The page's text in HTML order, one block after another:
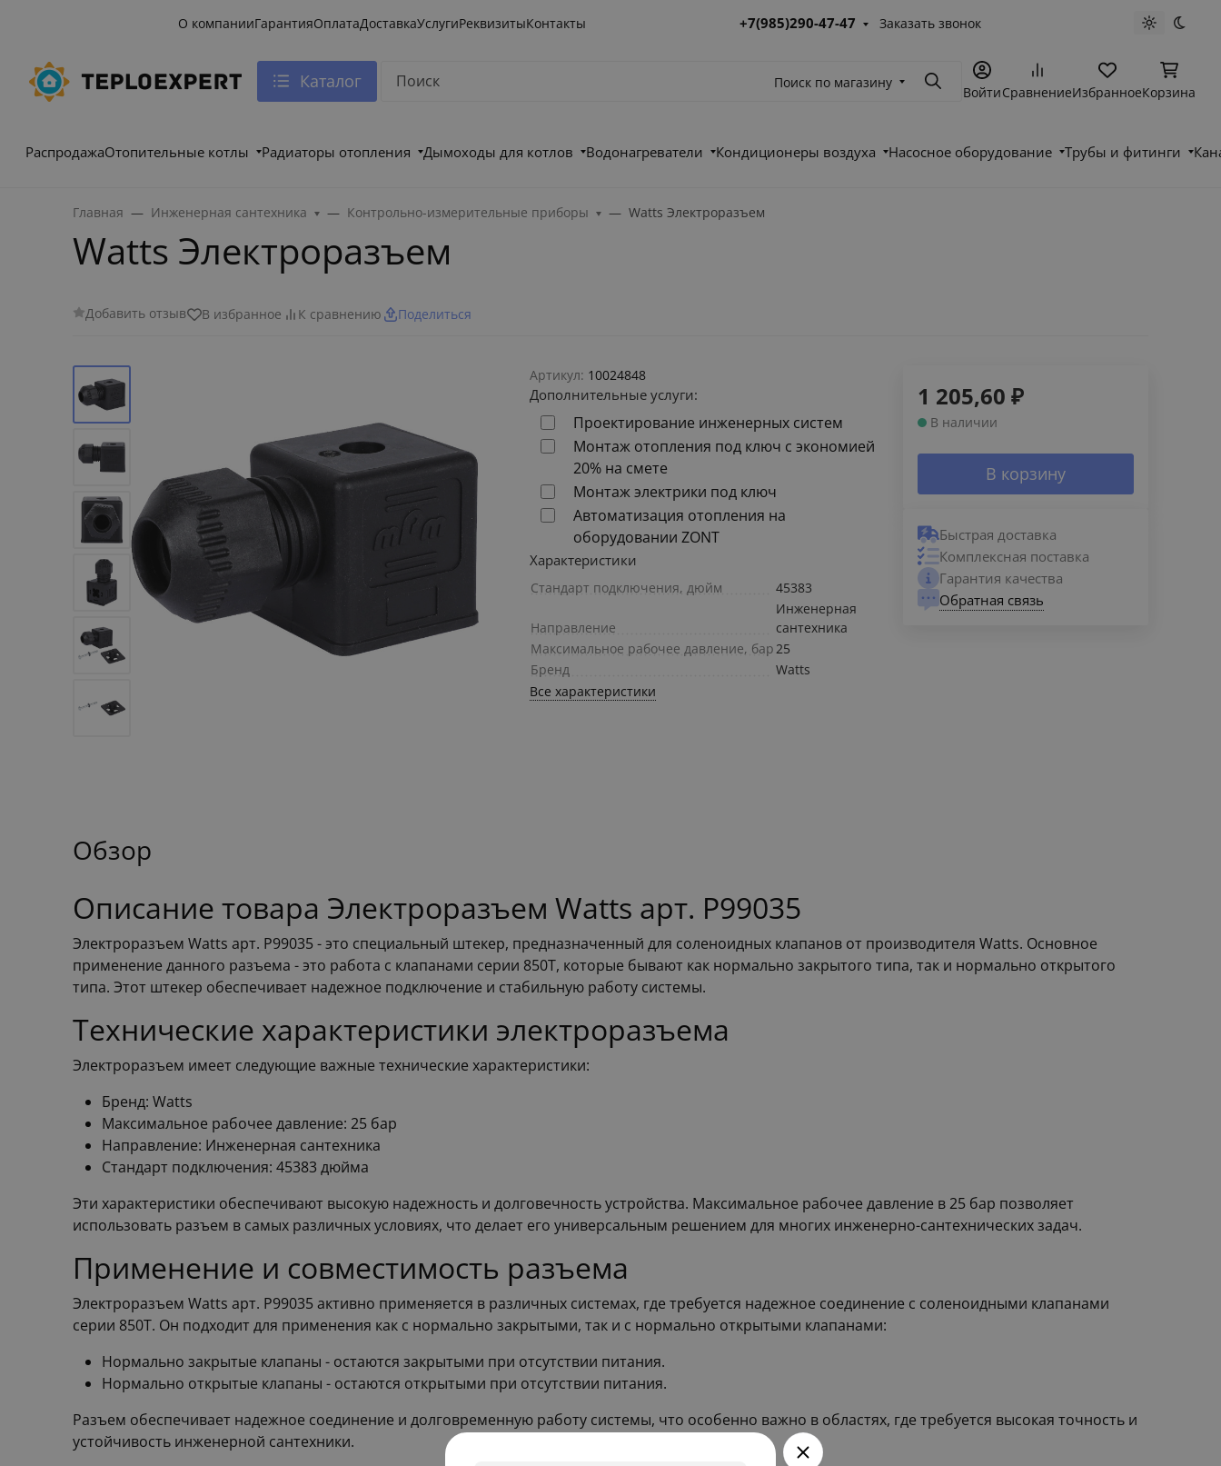
О компанииГарантияОплатаДоставкаУслугиРеквизитыКонтакты +7(985)290-47-47 Заказать звонок Светлая
Каталог Поиск по магазину ПоискВойтиСравнениеИзбранноеКорзина
РаспродажаОтопительные котлы Радиаторы отопления Дымоходы для котлов Водонагреватели Кондиционеры воздуха Насосное оборудование Трубы и фитинги
Главная Инженерная сантехника Контрольно-измерительные приборы Watts Электроразъем
Watts Электроразъем
Добавить отзыв В избранное К сравнению Поделиться
Артикул: 10024848
Дополнительные услуги:
Проектирование инженерных систем
Монтаж отопления под ключ с экономией
20% на смете
Монтаж электрики под ключ
Автоматизация отопления на
оборудовании ZONT
Характеристики
Стандарт подключения, дюйм 45383
Направление
Инженерная
сантехника
Максимальное рабочее давление, бар25
Бренд
Watts
Все характеристики
1 205,60 ₽
В наличии
В корзину
Быстрая доставка
Комплексная поставка
Гарантия качества
Обратная связь
Обзор
Описание товара Электроразъем Watts арт. P99035
Электроразъем Watts арт. P99035 - это специальный штекер, предназначенный для соленоидных клапанов от производителя Watts. Основное
применение данного разъема - это работа с клапанами серии 850T, которые бывают как нормально закрытого типа, так и нормально открытого
типа. Этот штекер обеспечивает надежное подключение и стабильную работу системы.
Технические характеристики электроразъема
Электроразъем имеет следующие важные технические характеристики:
Бренд: Watts
Максимальное рабочее давление: 25 бар
Направление: Инженерная сантехника
Стандарт подключения: 45383 дюйма
Эти характеристики обеспечивают высокую надежность и долговечность устройства. Максимальное рабочее давление в 25 бар позволяет
использовать разъем в самых различных условиях, что делает его универсальным решением для многих инженерно-сантехнических задач.
Применение и совместимость разъема
Электроразъем Watts арт. P99035 активно применяется в различных системах, где требуется надежное соединение c соленоидными клапанами
серии 850T. Он подходит для применения как с нормально закрытыми, так и с нормально открытыми клапанами:
Нормально закрытые клапаны - остаются закрытыми при отсутствии питания.
Нормально открытые клапаны - остаются открытыми при отсутствии питания.
Разъем обеспечивает надежное соединение и долговременную работу системы, что особенно важно в областях, где требуется высокая точность и
устойчивость инженерной сантехники.